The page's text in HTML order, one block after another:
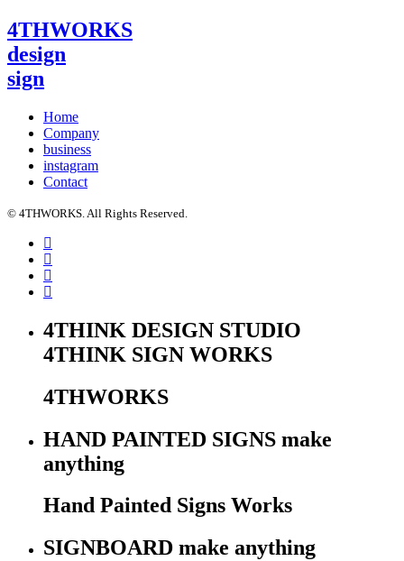
4THWORKS
design
sign
Home
Company
business
instagram
Contact
© 4THWORKS. All Rights Reserved.
4THINK DESIGN STUDIO
4THINK SIGN WORKS
4THWORKS
HAND PAINTED SIGNS make
anything
Hand Painted Signs Works
SIGNBOARD make anything